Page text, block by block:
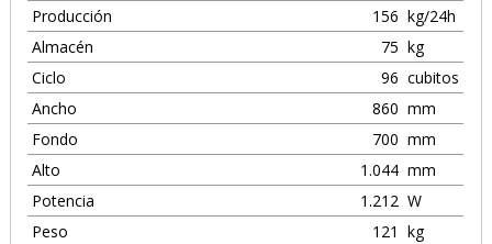
Producción 156 kg/24h
Almacén
75 kg
Ciclo
96 cubitos
Ancho
860 mm
Fondo
700 mm
Alto
1.044 mm
Potencia
1.212 W
Peso
121 kg